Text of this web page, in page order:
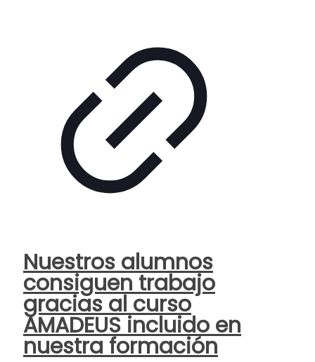
Nuestros alumnos
consiguen trabajo
gracias al curso
AMADEUS incluido en
nuestra formación